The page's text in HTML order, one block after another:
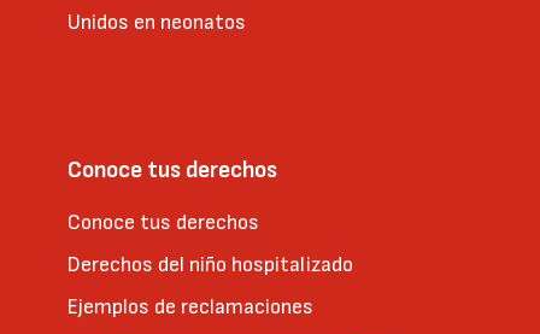
Unidos en neonatos
Conoce tus derechos
Conoce tus derechos
Derechos del niño hospitalizado
Ejemplos de reclamaciones